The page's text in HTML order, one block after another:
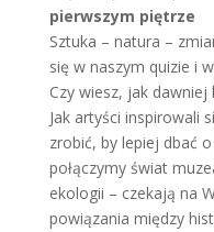
pierwszym piętrze
Sztuka – natura –
się w naszym quizie i
Czy wiesz, jak
Jak artyści inspirowali
zrobić, by lepiej dbać
połączymy świat
ekologii – czekają na
powiązania między